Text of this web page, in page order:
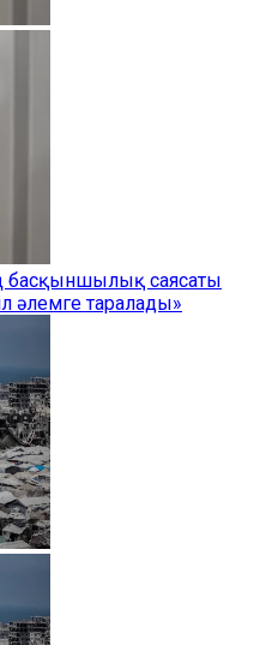
басқыншылық саясаты
әлемге таралады»